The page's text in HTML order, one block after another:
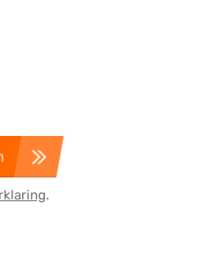
.